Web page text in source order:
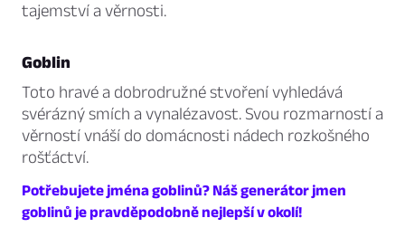
tajemství a věrnosti.
Goblin
Toto hravé a dobrodružné stvoření vyhledává
svérázný smích a vynalézavost. Svou rozmarností a
věrností vnáší do domácnosti nádech rozkošného
rošťáctví.
Potřebujete jména goblinů? Náš generátor jmen
goblinů je pravděpodobně nejlepší v okolí!